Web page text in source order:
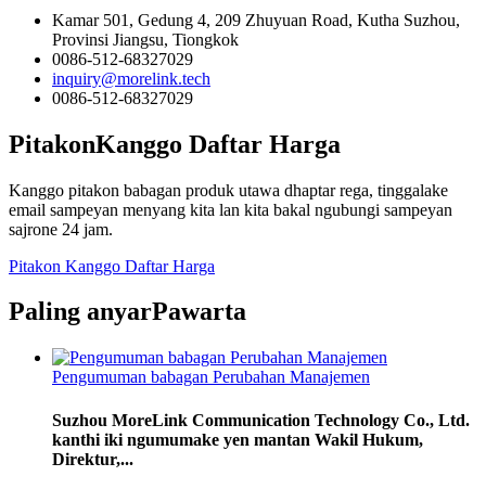
Kamar 501, Gedung 4, 209 Zhuyuan Road, Kutha Suzhou,
Provinsi Jiangsu, Tiongkok
0086-512-68327029
inquiry@morelink.tech
0086-512-68327029
PitakonKanggo Daftar Harga
Kanggo pitakon babagan produk utawa dhaptar rega, tinggalake
email sampeyan menyang kita lan kita bakal ngubungi sampeyan
sajrone 24 jam.
Pitakon Kanggo Daftar Harga
Paling anyarPawarta
Pengumuman babagan Perubahan Manajemen
Suzhou MoreLink Communication Technology Co., Ltd.
kanthi iki ngumumake yen mantan Wakil Hukum,
Direktur,...